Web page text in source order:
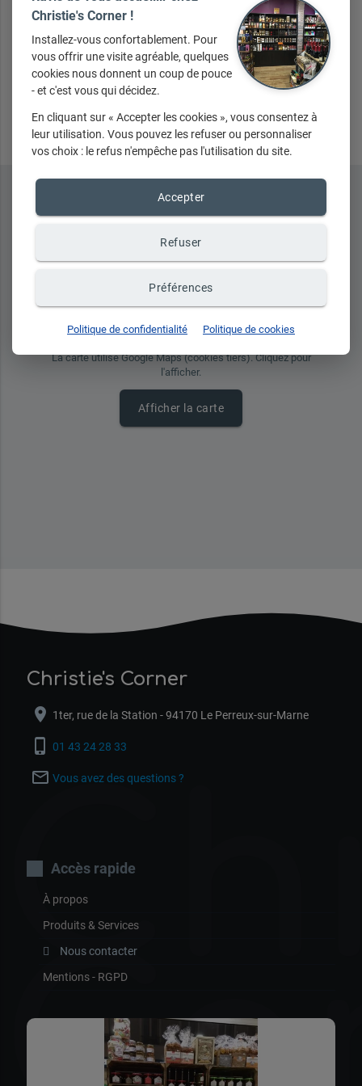
place
La carte utilise Google Maps (cookies tiers). Cliquez pour
l'afficher.
Afficher la carte
Christie's Corner
location_on 1ter, rue de la Station - 94170 Le Perreux-sur-Marne
phone_iphone 01 43 24 28 33
mail_outline Vous avez des questions ?
Accès rapide
À propos
Produits & Services
Nous contacter
Mentions - RGPD
Christie's Corner !
Installez-vous confortablement. Pour
vous offrir une visite agréable, quelques
cookies nous donnent un coup de pouce
- et c'est vous qui décidez.
En cliquant sur « Accepter les cookies », vous consentez à
leur utilisation. Vous pouvez les refuser ou personnaliser
vos choix : le refus n'empêche pas l'utilisation du site.
Accepter
Refuser
Préférences
Politique de confidentialité Politique de cookies